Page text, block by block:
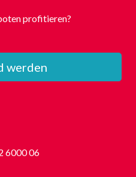
profitieren?
werden
6000 06